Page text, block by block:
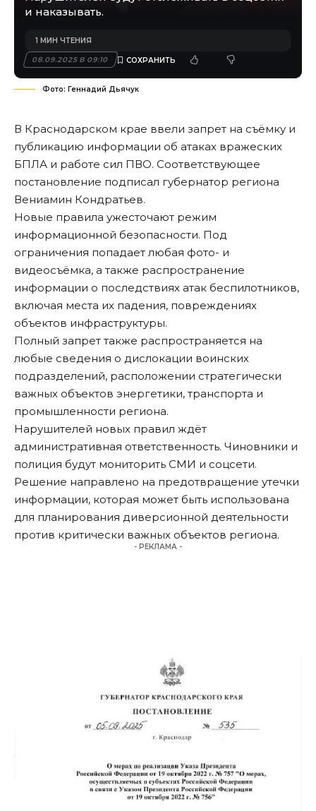
и наказывать.
08.09.2025 В 09:10
1 МИН ЧТЕНИЯ
Фото: Геннадий Дьячук
В Краснодарском крае ввели запрет на съёмку и
публикацию информации об атаках вражеских
БПЛА и работе сил ПВО. Соответствующее
постановление подписал губернатор региона
Вениамин Кондратьев.
Новые правила ужесточают режим
информационной безопасности. Под
ограничения попадает любая фото- и
видеосъёмка, а также распространение
информации о последствиях атак беспилотников,
включая места их падения, повреждениях
объектов инфраструктуры.
Полный запрет также распространяется на
любые сведения о дислокации воинских
подразделений, расположении стратегически
важных объектов энергетики, транспорта и
промышленности региона.
Нарушителей новых правил ждёт
административная ответственность. Чиновники и
полиция будут мониторить СМИ и соцсети.
Решение направлено на предотвращение утечки
информации, которая может быть использована
для планирования диверсионной деятельности
против критически важных объектов региона.
- РЕКЛАМА -